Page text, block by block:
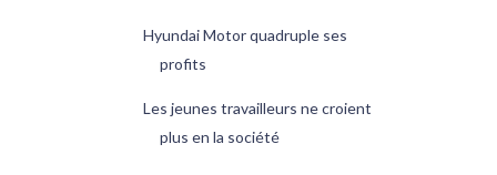
Hyundai Motor quadruple ses
profits
Les jeunes travailleurs ne croient
plus en la société